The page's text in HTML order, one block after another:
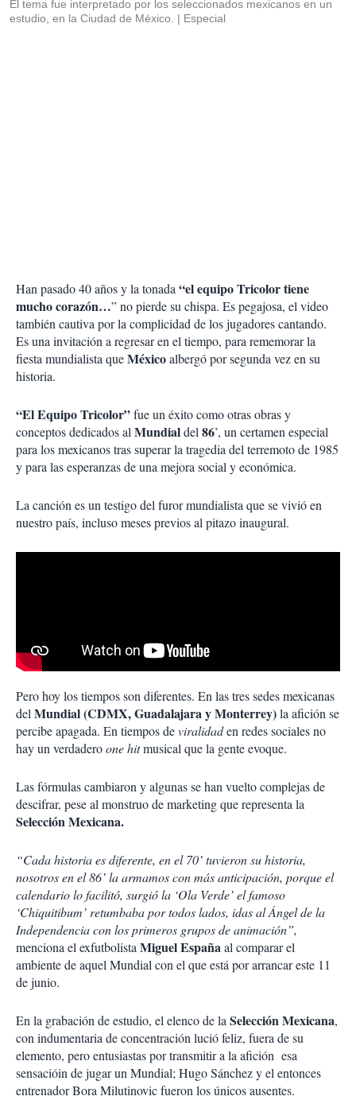
El tema fue interpretado por los seleccionados mexicanos en un
estudio, en la Ciudad de México.
Especial
Han pasado 40 años y la tonada“el equipo Tricolor tiene
mucho corazón…” no pierde su chispa. Es pegajosa, el video
también cautiva por la complicidad de los jugadores cantando.
Es una invitación a regresar en el tiempo, para rememorar la
fiesta mundialista queMéxicoalbergó por segunda vez en su
historia.
“El Equipo Tricolor”fue un éxito como otras obras y
conceptos dedicados alMundialdel86’, un certamen especial
para los mexicanos tras superar la tragedia del terremoto de 1985
y para las esperanzas de una mejora social y económica.
La canción es un testigo del furor mundialista que se vivió en
nuestro país, incluso meses previos al pitazo inaugural.
Pero hoy los tiempos son diferentes. En las tres sedes mexicanas
delMundial (CDMX, Guadalajara y Monterrey)la afición se
percibe apagada. En tiempos deviralidaden redes sociales no
hay un verdaderoone hitmusical que la gente evoque.
Las fórmulas cambiaron y algunas se han vuelto complejas de
descifrar, pese al monstruo de marketing que representa la
Selección Mexicana.
“Cada historia es diferente, en el 70’ tuvieron su historia,
nosotros en el 86’ la armamos con más anticipación, porque el
calendario lo facilitó, surgió la ‘Ola Verde’ el famoso
‘Chiquitibum’ retumbaba por todos lados, idas al Ángel de la
Independencia con los primeros grupos de animación”,
menciona el exfutbolistaMiguel Españaal comparar el
ambiente de aquel Mundial con el que está por arrancar este 11
de junio.
En la grabación de estudio, el elenco de laSelección Mexicana,
con indumentaria de concentración lució feliz, fuera de su
elemento, pero entusiastas por transmitir a la afición esa
sensacióin de jugar un Mundial; Hugo Sánchez y el entonces
entrenador Bora Milutinovic fueron los únicos ausentes.